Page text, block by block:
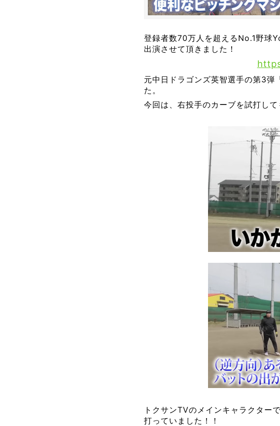
登録者数70万人を超えるNo.1野球
出演させて頂きました！
元中日ドラゴンズ英智選手の第3弾
た。
今回は、右投手のカーブを試打して
トクサンTVのメインキャラクター
打っていました！！